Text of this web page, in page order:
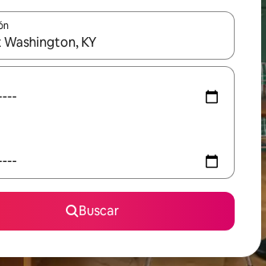
los resultados estén disponibles, navega con las
Buscar